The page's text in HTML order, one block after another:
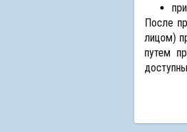
После
лицом)
путем